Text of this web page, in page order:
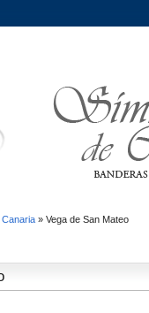
» Vega de San Mateo